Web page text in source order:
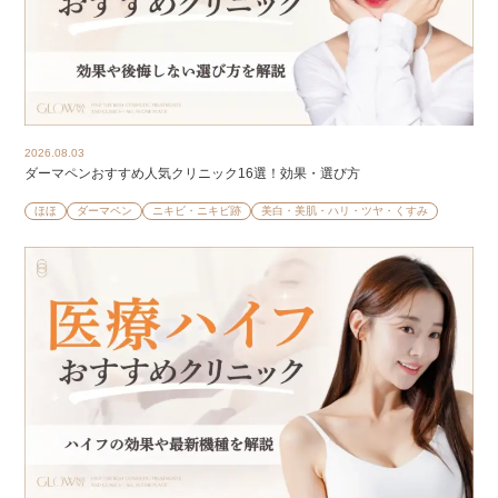
2026.08.03
ダーマペンおすすめ人気クリニック16選！効果・選び方
ほほ ダーマペン ニキビ・ニキビ跡 美白・美肌・ハリ・ツヤ・くすみ